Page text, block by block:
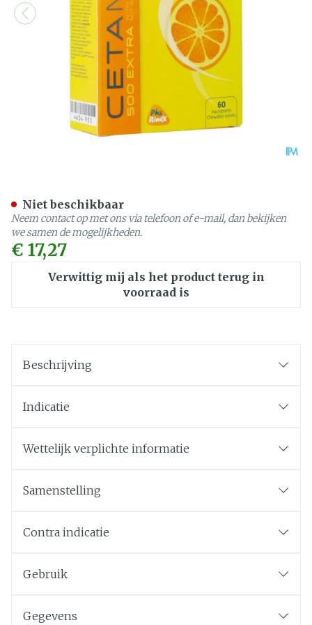
€ 17,27
Verwittig mij als het product terug in
voorraad is
Niet beschikbaar
Neem contact op met ons via telefoon of e-mail, dan bekijken
we samen de mogelijkheden.
Beschrijving
Indicatie
Wettelijk verplichte informatie
Samenstelling
Contra indicatie
Gebruik
Gegevens